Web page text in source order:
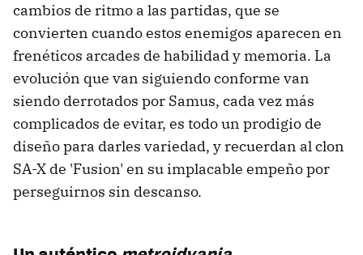
cambios de ritmo a las partidas, que se
convierten cuando estos enemigos aparecen en
frenéticos arcades de habilidad y memoria. La
evolución que van siguiendo conforme van
siendo derrotados por Samus, cada vez más
complicados de evitar, es todo un prodigio de
diseño para darles variedad, y recuerdan al clon
SA-X de 'Fusion' en su implacable empeño por
perseguirnos sin descanso.